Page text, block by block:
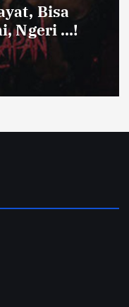
Bisa
Ngeri …!